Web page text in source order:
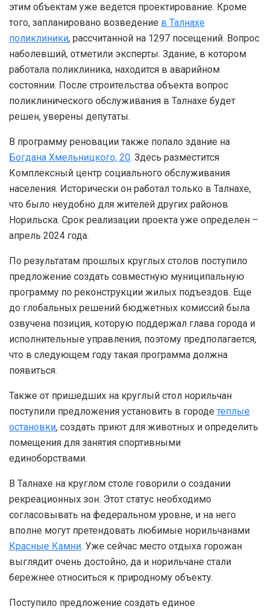
этим объектам уже ведется проектирование. Кроме
того, запланировано возведение в Талнахе
поликлиники, рассчитанной на 1297 посещений. Вопрос
наболевший, отметили эксперты. Здание, в котором
работала поликлиника, находится в аварийном
состоянии. После строительства объекта вопрос
поликлинического обслуживания в Талнахе будет
решен, уверены депутаты.
В программу реновации также попало здание на
Богдана Хмельницкого, 20. Здесь разместится
Комплексный центр социального обслуживания
населения. Исторически он работал только в Талнахе,
что было неудобно для жителей других районов
Норильска. Срок реализации проекта уже определен –
апрель 2024 года.
По результатам прошлых круглых столов поступило
предложение создать совместную муниципальную
программу по реконструкции жилых подъездов. Еще
до глобальных решений бюджетных комиссий была
озвучена позиция, которую поддержал глава города и
исполнительные управления, поэтому предполагается,
что в следующем году такая программа должна
появиться.
Также от пришедших на круглый стол норильчан
поступили предложения установить в городе теплые
остановки, создать приют для животных и определить
помещения для занятия спортивными
единоборствами.
В Талнахе на круглом столе говорили о создании
рекреационных зон. Этот статус необходимо
согласовывать на федеральном уровне, и на него
вполне могут претендовать любимые норильчанами
Красные Камни. Уже сейчас место отдыха горожан
выглядит очень достойно, да и норильчане стали
бережнее относиться к природному объекту.
Поступило предложение создать единое